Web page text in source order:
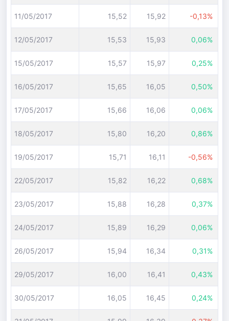
11/05/2017 15,52 15,92 -0,13%
12/05/2017 15,53 15,93 0,06%
15/05/2017 15,57 15,97 0,25%
16/05/2017 15,65 16,05 0,50%
17/05/2017 15,66 16,06 0,06%
18/05/2017 15,80 16,20 0,86%
19/05/2017 15,71 16,11 -0,56%
22/05/2017 15,82 16,22 0,68%
23/05/2017 15,88 16,28 0,37%
24/05/2017 15,89 16,29 0,06%
26/05/2017 15,94 16,34 0,31%
29/05/2017 16,00 16,41 0,43%
30/05/2017 16,05 16,45 0,24%